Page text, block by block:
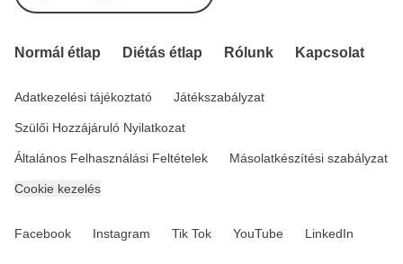
Normál étlap Diétás étlap Rólunk Kapcsolat
Adatkezelési tájékoztató Játékszabályzat
Szülői Hozzájáruló Nyilatkozat
Általános Felhasználási Feltételek Másolatkészítési szabályzat
Cookie kezelés
Facebook Instagram Tik Tok YouTube LinkedIn